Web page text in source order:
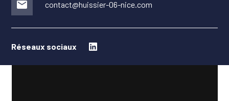
mail contact@huissier-06-nice.com
Réseaux sociaux